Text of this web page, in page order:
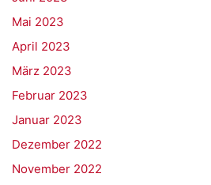
Mai 2023
April 2023
März 2023
Februar 2023
Januar 2023
Dezember 2022
November 2022